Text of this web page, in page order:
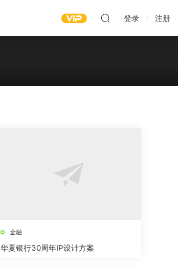
登录 注册
金融
华夏银行30周年IP设计方案